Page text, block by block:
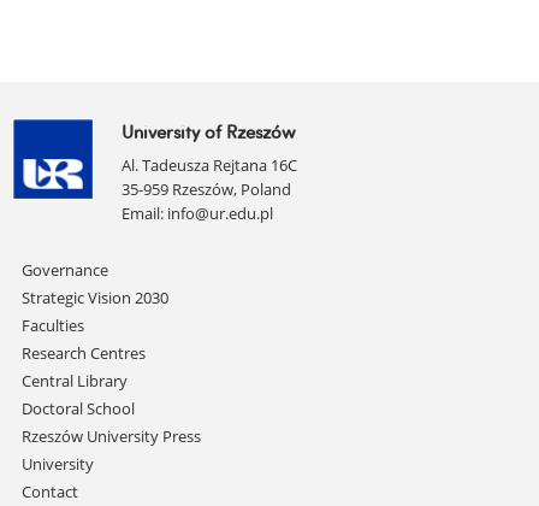
University of Rzeszów
Al. Tadeusza Rejtana 16C
35-959 Rzeszów, Poland
Email: info@ur.edu.pl
Skip
navigation
Governance
Strategic Vision 2030
Faculties
Research Centres
Central Library
Doctoral School
Rzeszów University Press
University
Contact